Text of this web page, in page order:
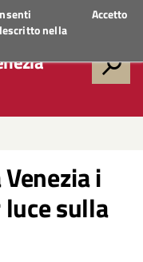
nella
Accetto
i
sulla